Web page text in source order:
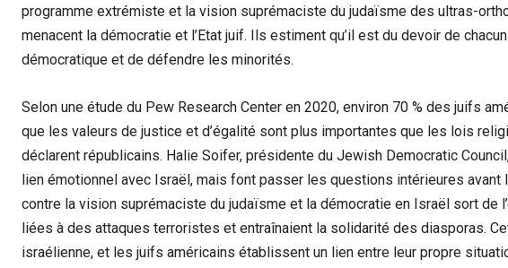
programme extrémiste et la vision suprémaciste du judaïsme des ultras-
menacent la démocratie et l’Etat juif. Ils estiment qu’il est du devoir de
démocratique et de défendre les minorités.
Selon une étude du Pew Research Center en 2020, environ 70 % des juifs
que les valeurs de justice et d’égalité sont plus importantes que les lois
déclarent républicains. Halie Soifer, présidente du Jewish Democratic
lien émotionnel avec Israël, mais font passer les questions intérieures
contre la vision suprémaciste du judaïsme et la démocratie en Israël sort de
liées à des attaques terroristes et entraînaient la solidarité des diasporas.
israélienne, et les juifs américains établissent un lien entre leur propre